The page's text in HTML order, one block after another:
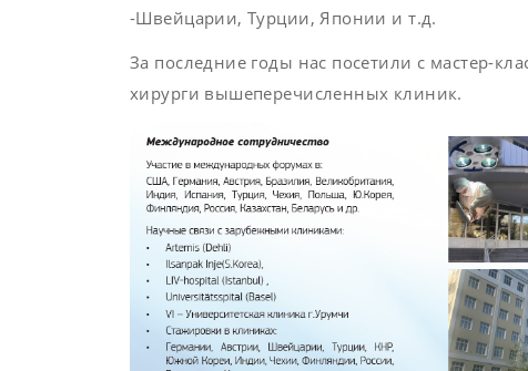
-Швейцарии, Турции, Японии и т.д.
За последние годы нас посетили с мастер-
хирурги вышеперечисленных клиник.